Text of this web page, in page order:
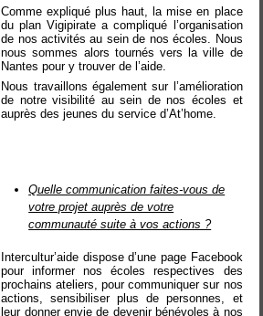
Comme expliqué plus haut, la mise en place
du plan Vigipirate a compliqué l’organisation
de nos activités au sein de nos écoles. Nous
nous sommes alors tournés vers la ville de
Nantes pour y trouver de l’aide.
Nous travaillons également sur l’amélioration
de notre visibilité au sein de nos écoles et
auprès des jeunes du service d’At’home.
Quelle communication faites-vous de
votre projet auprès de votre
communauté suite à vos actions ?
Intercultur’aide dispose d’une page Facebook
pour informer nos écoles respectives des
prochains ateliers, pour communiquer sur nos
actions, sensibiliser plus de personnes, et
leur donner envie de devenir bénévoles à nos